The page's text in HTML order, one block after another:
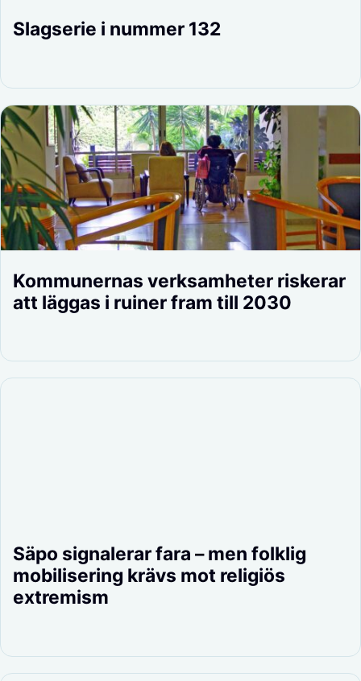
Slagserie i nummer 132
Kommunernas verksamheter riskerar
att läggas i ruiner fram till 2030
Säpo signalerar fara – men folklig
mobilisering krävs mot religiös
extremism